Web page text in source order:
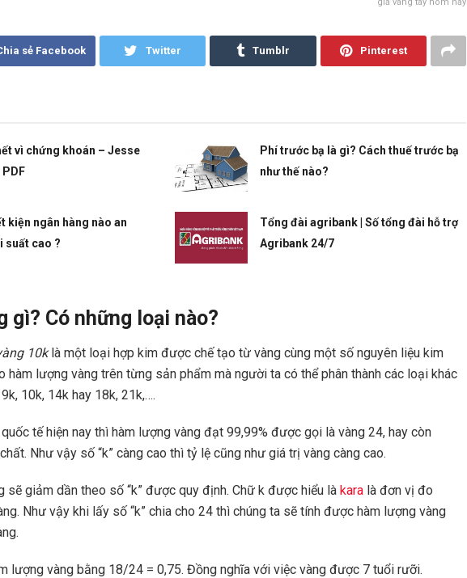
sẻ Facebook Twitter Tumblr Pinterest
vì chứng khoán – Jesse
Phí trước bạ là gì? Cách thuế trước bạ
như thế nào?
kiện ngân hàng nào an
suất cao ?
Tổng đài agribank | Số tổng đài hỗ trợ
Agribank 24/7
gì? Có những loại nào?
10klà một loại hợp kim được chế tạo từ vàng cùng một số nguyên liệu kim
hàm lượng vàng trên từng sản phẩm mà người ta có thể phân thành các loại khác
10k, 14k hay 18k, 21k,….
tế hiện nay thì hàm lượng vàng đạt 99,99% được gọi là vàng 24, hay còn
Như vậy số “k” càng cao thì tỷ lệ cũng như giá trị vàng càng cao.
sẽ giảm dần theo số “k” được quy định. Chữ k được hiểu là kara là đơn vị đo
Như vậy khi lấy số “k” chia cho 24 thì chúng ta sẽ tính được hàm lượng vàng
lượng vàng bằng 18/24 = 0,75. Đồng nghĩa với việc vàng được 7 tuổi rưỡi.